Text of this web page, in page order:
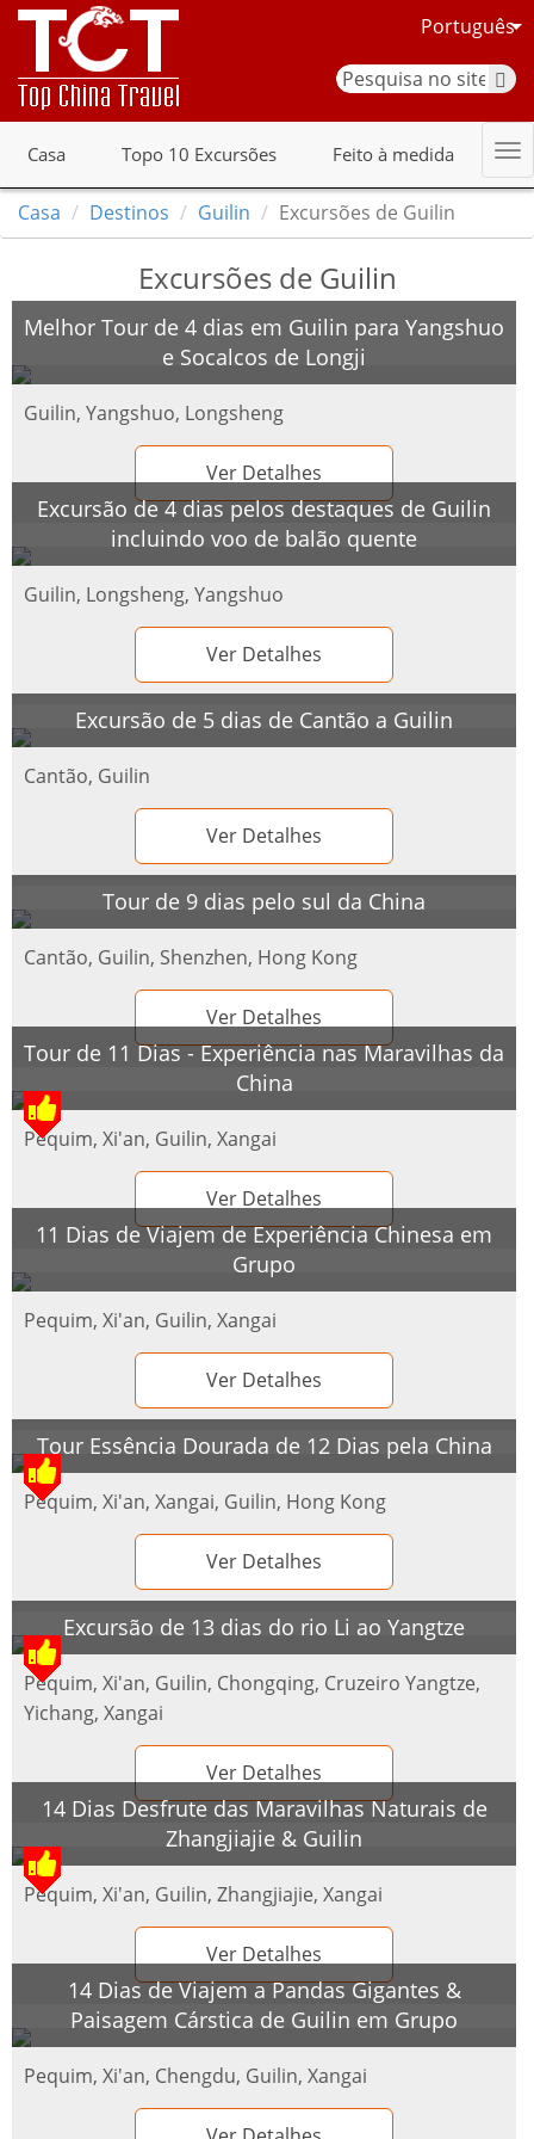
Português
Casa Topo 10 Excursões Feito à medida
Casa Destinos Guilin Excursões de Guilin
Excursões de Guilin
Melhor Tour de 4 dias em Guilin para Yangshuo
e Socalcos de Longji
Guilin, Yangshuo, Longsheng
Ver Detalhes
Excursão de 4 dias pelos destaques de Guilin
incluindo voo de balão quente
Guilin, Longsheng, Yangshuo
Ver Detalhes
Excursão de 5 dias de Cantão a Guilin
Cantão, Guilin
Ver Detalhes
Tour de 9 dias pelo sul da China
Cantão, Guilin, Shenzhen, Hong Kong
Ver Detalhes
Tour de 11 Dias - Experiência nas Maravilhas da
China
Pequim, Xi'an, Guilin, Xangai
Ver Detalhes
11 Dias de Viajem de Experiência Chinesa em
Grupo
Pequim, Xi'an, Guilin, Xangai
Ver Detalhes
Tour Essência Dourada de 12 Dias pela China
Pequim, Xi'an, Xangai, Guilin, Hong Kong
Ver Detalhes
Excursão de 13 dias do rio Li ao Yangtze
Pequim, Xi'an, Guilin, Chongqing, Cruzeiro Yangtze,
Yichang, Xangai
Ver Detalhes
14 Dias Desfrute das Maravilhas Naturais de
Zhangjiajie & Guilin
Pequim, Xi'an, Guilin, Zhangjiajie, Xangai
Ver Detalhes
14 Dias de Viajem a Pandas Gigantes &
Paisagem Cárstica de Guilin em Grupo
Pequim, Xi'an, Chengdu, Guilin, Xangai